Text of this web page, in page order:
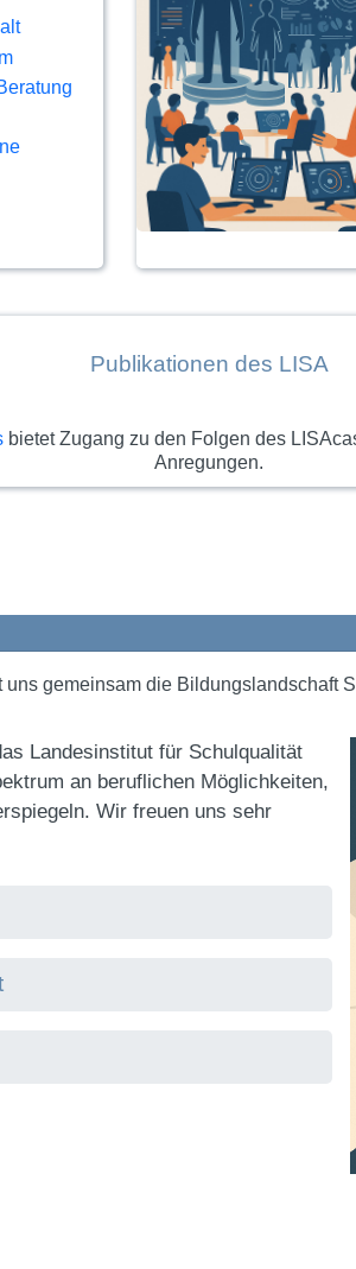
Publikationen des LISA
bietet Zugang zu den Folgen des
Anregungen.
gemeinsam die Bildungslandschaft
Landesinstitut für Schulqualität
an beruflichen Möglichkeiten,
Wir freuen uns sehr